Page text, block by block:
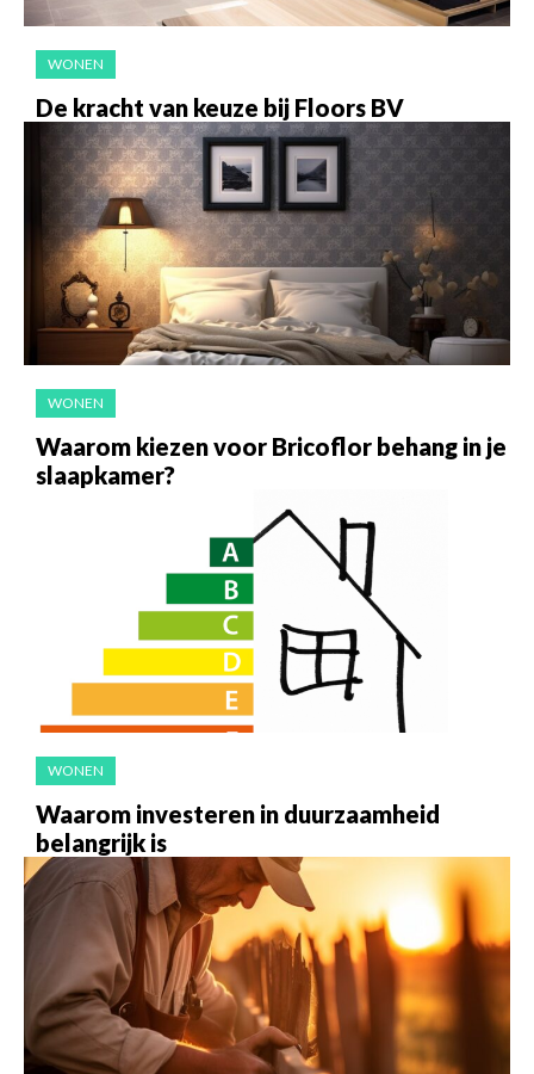
WONEN
De kracht van keuze bij Floors BV
WONEN
Waarom kiezen voor Bricoflor behang in je
slaapkamer?
WONEN
Waarom investeren in duurzaamheid
belangrijk is